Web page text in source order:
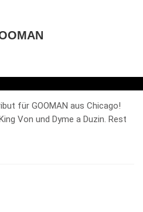
für GOOMAN aus Chicago!
Von und Dyme a Duzin. Rest